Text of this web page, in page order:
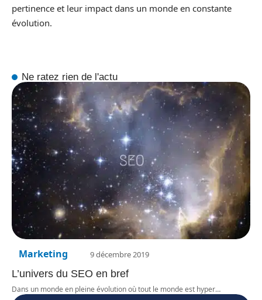
pertinence et leur impact dans un monde en constante
évolution.
Ne ratez rien de l'actu
Marketing 9 décembre 2019
L’univers du SEO en bref
Dans un monde en pleine évolution où tout le monde est hyper…